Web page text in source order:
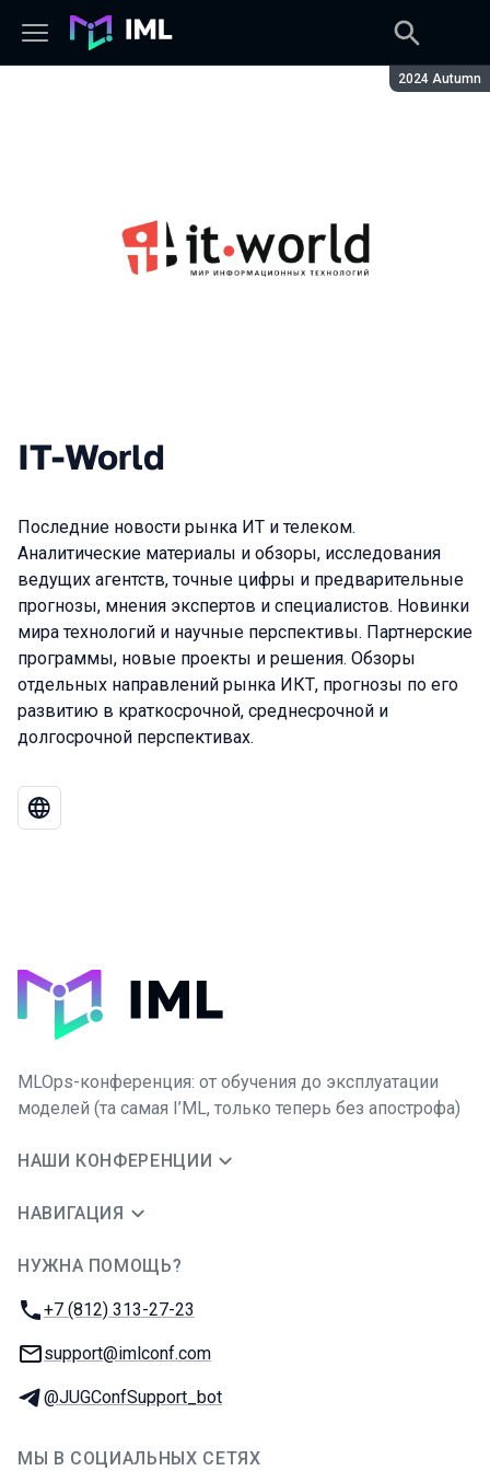
Сезон:
2024 Autumn
IT-World
Последние новости рынка ИТ и телеком.
Аналитические материалы и обзоры, исследования
ведущих агентств, точные цифры и предварительные
прогнозы, мнения экспертов и специалистов. Новинки
мира технологий и научные перспективы. Партнерские
программы, новые проекты и решения. Обзоры
отдельных направлений рынка ИКТ, прогнозы по его
развитию в краткосрочной, среднесрочной и
долгосрочной перспективах.
MLOps-конференция: от обучения до эксплуатации
моделей (та самая I’ML, только теперь без апострофа)
НАШИ КОНФЕРЕНЦИИ
НАВИГАЦИЯ
НУЖНА ПОМОЩЬ?
Телефон:
+7 (812) 313-27-23
E-mail:
support@imlconf.com
Телеграм:
@JUGConfSupport_bot
МЫ В СОЦИАЛЬНЫХ СЕТЯХ